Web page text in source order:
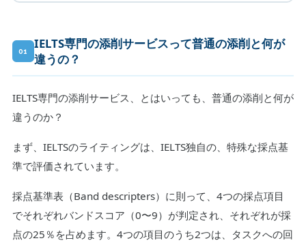
01
IELTS専門の添削サービスって普通の添削と何が
違うの？
IELTS専門の添削サービス、とはいっても、普通の添削と何が
違うのか？
まず、IELTSのライティングは、IELTS独自の、特殊な採点基
準で評価されています。
採点基準表（Band descripters）に則って、4つの採点項目
でそれぞれバンドスコア（0〜9）が判定され、それぞれが採
点の25％を占めます。4つの項目のうち2つは、タスクへの回